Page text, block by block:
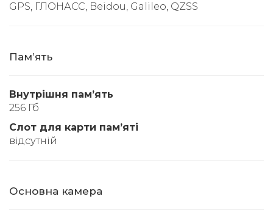
GPS, ГЛОНАСС, Beidou, Galileo, QZSS
Памʼять
Внутрішня памʼять
256 Гб
Слот для карти памʼяті
відсутній
Основна камера